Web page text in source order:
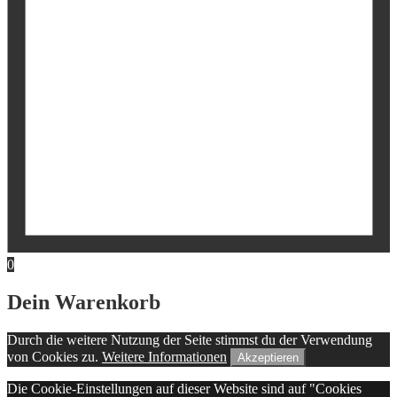
0
Dein Warenkorb
Durch die weitere Nutzung der Seite stimmst du der Verwendung
von Cookies zu. Weitere Informationen Akzeptieren
Die Cookie-Einstellungen auf dieser Website sind auf "Cookies